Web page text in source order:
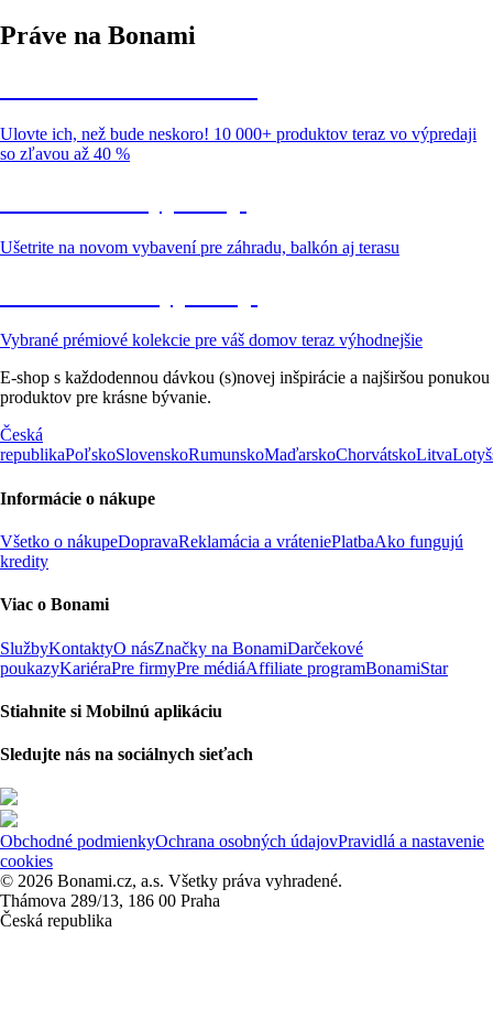
Práve na Bonami
Ulovte ich, než bude neskoro! 10 000+ produktov teraz vo výpredaji
so zľavou až 40 %
Ušetrite na novom vybavení pre záhradu, balkón aj terasu
Vybrané prémiové kolekcie pre váš domov teraz výhodnejšie
E-shop s každodennou dávkou (s)novej inšpirácie a najširšou ponukou
produktov pre krásne bývanie.
Česká
republikaPoľskoSlovenskoRumunskoMaďarskoChorvátskoLitva
Informácie o nákupe
Všetko o nákupeDopravaReklamácia a vráteniePlatbaAko fungujú
kredity
Viac o Bonami
SlužbyKontaktyO násZnačky na BonamiDarčekové
poukazyKariéraPre firmyPre médiáAffiliate programBonamiStar
Stiahnite si Mobilnú aplikáciu
Sledujte nás na sociálnych sieťach
Obchodné podmienkyOchrana osobných údajovPravidlá a nastavenie
cookies
© 2026 Bonami.cz, a.s. Všetky práva vyhradené.
Thámova 289/13, 186 00 Praha
Česká republika